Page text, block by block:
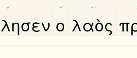
-
ο
-
λαὸς
-